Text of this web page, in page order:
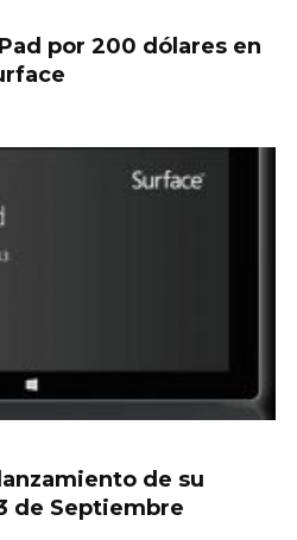
por 200 dólares en
de su
de Septiembre